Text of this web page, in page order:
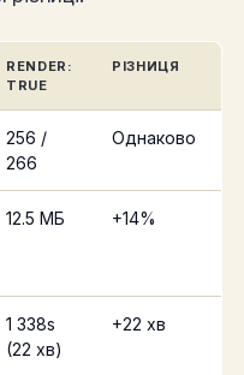
RENDER:
TRUE
РІЗНИЦЯ
256 /
266
Однаково
12.5 МБ +14%
1 338s
(22 хв)
+22 хв